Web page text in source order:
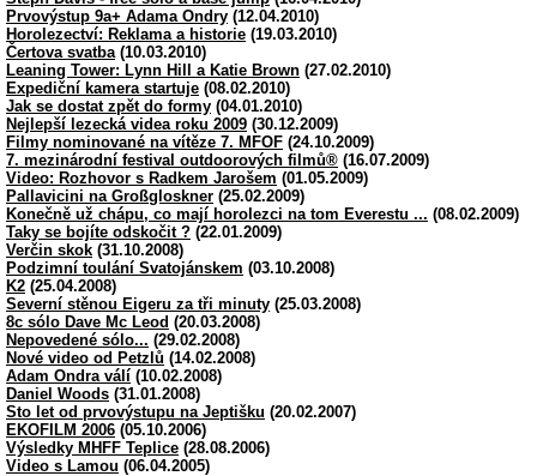
Prvovýstup 9a+ Adama Ondry (12.04.2010)
Horolezectví: Reklama a historie (19.03.2010)
Čertova svatba (10.03.2010)
Leaning Tower: Lynn Hill a Katie Brown (27.02.2010)
Expediční kamera startuje (08.02.2010)
Jak se dostat zpět do formy (04.01.2010)
Nejlepší lezecká videa roku 2009 (30.12.2009)
Filmy nominované na vítěze 7. MFOF (24.10.2009)
7. mezinárodní festival outdoorových filmů® (16.07.2009)
Video: Rozhovor s Radkem Jarošem (01.05.2009)
Pallavicini na Großgloskner (25.02.2009)
Konečně už chápu, co mají horolezci na tom Everestu ... (08.02.2009)
Taky se bojíte odskočit ? (22.01.2009)
Verčin skok (31.10.2008)
Podzimní toulání Svatojánskem (03.10.2008)
K2 (25.04.2008)
Severní stěnou Eigeru za tři minuty (25.03.2008)
8c sólo Dave Mc Leod (20.03.2008)
Nepovedené sólo... (29.02.2008)
Nové video od Petzlů (14.02.2008)
Adam Ondra válí (10.02.2008)
Daniel Woods (31.01.2008)
Sto let od prvovýstupu na Jeptišku (20.02.2007)
EKOFILM 2006 (05.10.2006)
Výsledky MHFF Teplice (28.08.2006)
Video s Lamou (06.04.2005)